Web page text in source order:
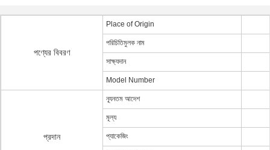
পণ্যের বিবরণ
Place of Origin
পরিচিতিমুলক নাম
সাক্ষ্যদান
Model Number
প্রদান
ন্যূনতম আদেশ
মূল্য
প্যাকেজিং